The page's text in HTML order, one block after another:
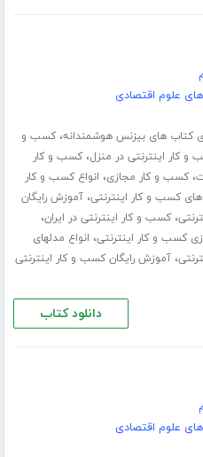
علوم اقتصادی
کتاب های بیزنس هوشمندانه،کسب و
و کار اینترنتی در منزل،کسب و کار
،کسب و کار مجازی، انواع کسب و کار
های کسب و کار اینترنتی،آموزش رایگان
،کسب و کار اینترنتی در ایران،
کسب و کار اینترنتی، انواع مدلهای
،آموزش رایگان کسب و کار اینترنتی
دانلود کتاب
علوم اقتصادی